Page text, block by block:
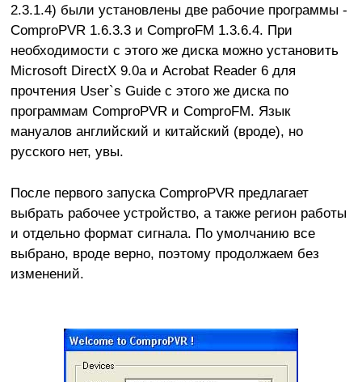
2.3.1.4) были установлены две рабочие программы -
ComproPVR 1.6.3.3 и ComproFM 1.3.6.4. При
необходимости с этого же диска можно установить
Microsoft DirectX 9.0a и Acrobat Reader 6 для
прочтения User`s Guide с этого же диска по
программам ComproPVR и ComproFM. Язык
мануалов английский и китайский (вроде), но
русского нет, увы.
После первого запуска ComproPVR предлагает
выбрать рабочее устройство, а также регион работы
и отдельно формат сигнала. По умолчанию все
выбрано, вроде верно, поэтому продолжаем без
изменений.